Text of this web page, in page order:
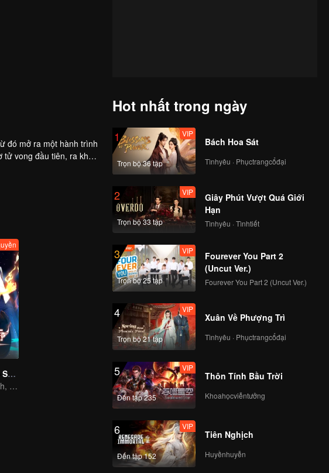
đó mở ra một hành trình
vong đầu tiên, ra khỏi
Toàn Chức Pháp Sư S1
The Way to Growth, Encouragement and Self-improvement
Hot nhất trong ngày
1
Trọn bộ 36 tập
VIP
Bách Hoa Sát
Tìnhyêu · Phụctrangcổđại
2
Trọn bộ 33 tập
VIP
Giây Phút Vượt Quá Giới
Hạn
Tìnhyêu · Tìnhtiết
3
Trọn bộ 25 tập
VIP
Fourever You Part 2
(Uncut Ver.)
Fourever You Part 2 (Uncut Ver.)
4
Trọn bộ 21 tập
VIP
Xuân Về Phượng Trì
Tìnhyêu · Phụctrangcổđại
5
Đến tập 235
VIP
Thôn Tính Bầu Trời
Khoahọcviễntưởng
6
Đến tập 152
VIP
Tiên Nghịch
Huyềnhuyễn